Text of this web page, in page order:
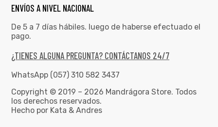
ENVÍOS A NIVEL NACIONAL
De 5 a 7 días hábiles. luego de haberse efectuado el
pago.
¿TIENES ALGUNA PREGUNTA? CONTÁCTANOS 24/7
WhatsApp (057) 310 582 3437
Copyright © 2019 – 2026 Mandrágora Store. Todos
los derechos reservados.
Hecho por Kata & Andres